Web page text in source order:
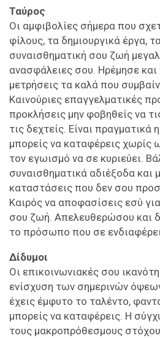
Ταύρος
Οι αμφιβολίες σήμερα που
φίλους, τα δημιουργικά έργα,
συναισθηματική σου ζωή
ανασφάλειες σου. Ηρέμησε
μετρήσεις τα καλά που
Καινούριες επαγγελματικές
προκλήσεις μην φοβηθείς να
τις δεχτείς. Είναι πραγματικά
μπορείς να καταφέρεις χωρίς
τον εγωισμό να σε κυριεύει.
συναισθηματικά αδιέξοδα και
καταστάσεις που δεν σου
Καιρός να αποφασίσεις εσύ
σου ζωή. Απελευθερώσου και
το πρόσωπο που σε
Δίδυμοι
Οι επικοινωνιακές σου
ενίσχυση των σημερινών
έχεις έμφυτο το ταλέντο,
μπορείς να καταφέρεις. Η
τους μακροπρόθεσμους